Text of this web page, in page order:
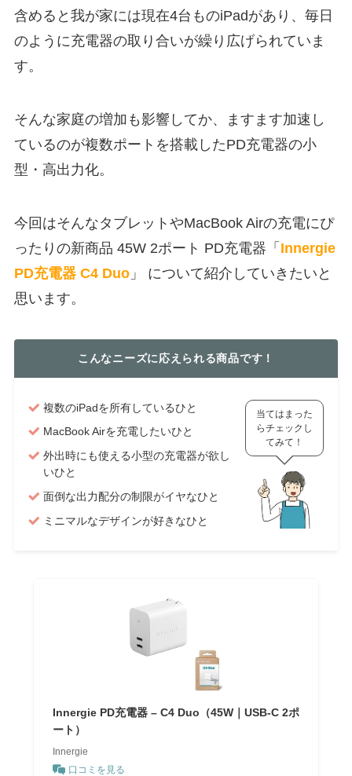
含めると我が家には現在4台ものiPadがあり、毎日
のように充電器の取り合いが繰り広げられていま
す。
そんな家庭の増加も影響してか、ますます加速し
ているのが複数ポートを搭載したPD充電器の小
型・高出力化。
今回はそんなタブレットやMacBook Airの充電にぴ
ったりの新商品 45W 2ポート PD充電器「 Innergie
PD充電器 C4 Duo」 について紹介していきたいと
思います。
こんなニーズに応えられる商品です！
複数のiPadを所有しているひと
MacBook Airを充電したいひと
外出時にも使える小型の充電器が欲し
いひと
面倒な出力配分の制限がイヤなひと
ミニマルなデザインが好きなひと
当てはまった
らチェックし
てみて！
Innergie PD充電器 – C4 Duo（45W｜USB-C 2ポ
ート）
Innergie
口コミを見る